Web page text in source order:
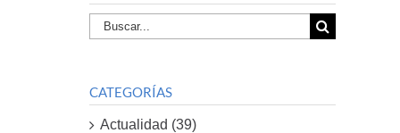
Buscar
por:
CATEGORÍAS
Actualidad (39)